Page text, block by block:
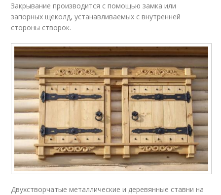
Закрывание производится с помощью замка или
запорных щеколд, устанавливаемых с внутренней
стороны створок.
Двухстворчатые металлические и деревянные ставни на